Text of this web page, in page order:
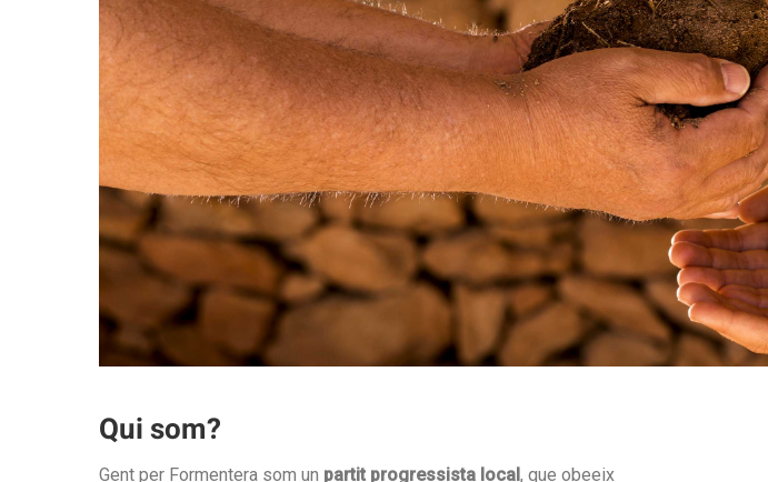
Qui som?
Gent per Formentera som un partit progressista local, que obeeix